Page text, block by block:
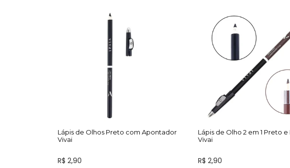
Lápis de Olhos Preto com Apontador
Vivai
R$ 2,90
Lápis de Olho 2 em 1 Preto
Vivai
R$ 2,90